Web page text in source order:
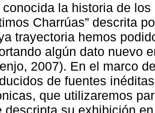
conocida la historia de
Charrúas” descrita
trayectoria hemos
algún dato nuevo
2007). En el marco
de fuentes
que utilizaremos
descripta su exhibición